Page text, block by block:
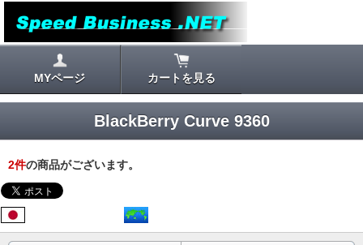
MYページ カートを見る
BlackBerry Curve 9360
2件の商品がございます。